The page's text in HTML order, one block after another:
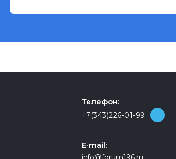
Телефон:
+7(343)226-01-99
E-mail:
info@forum196.ru